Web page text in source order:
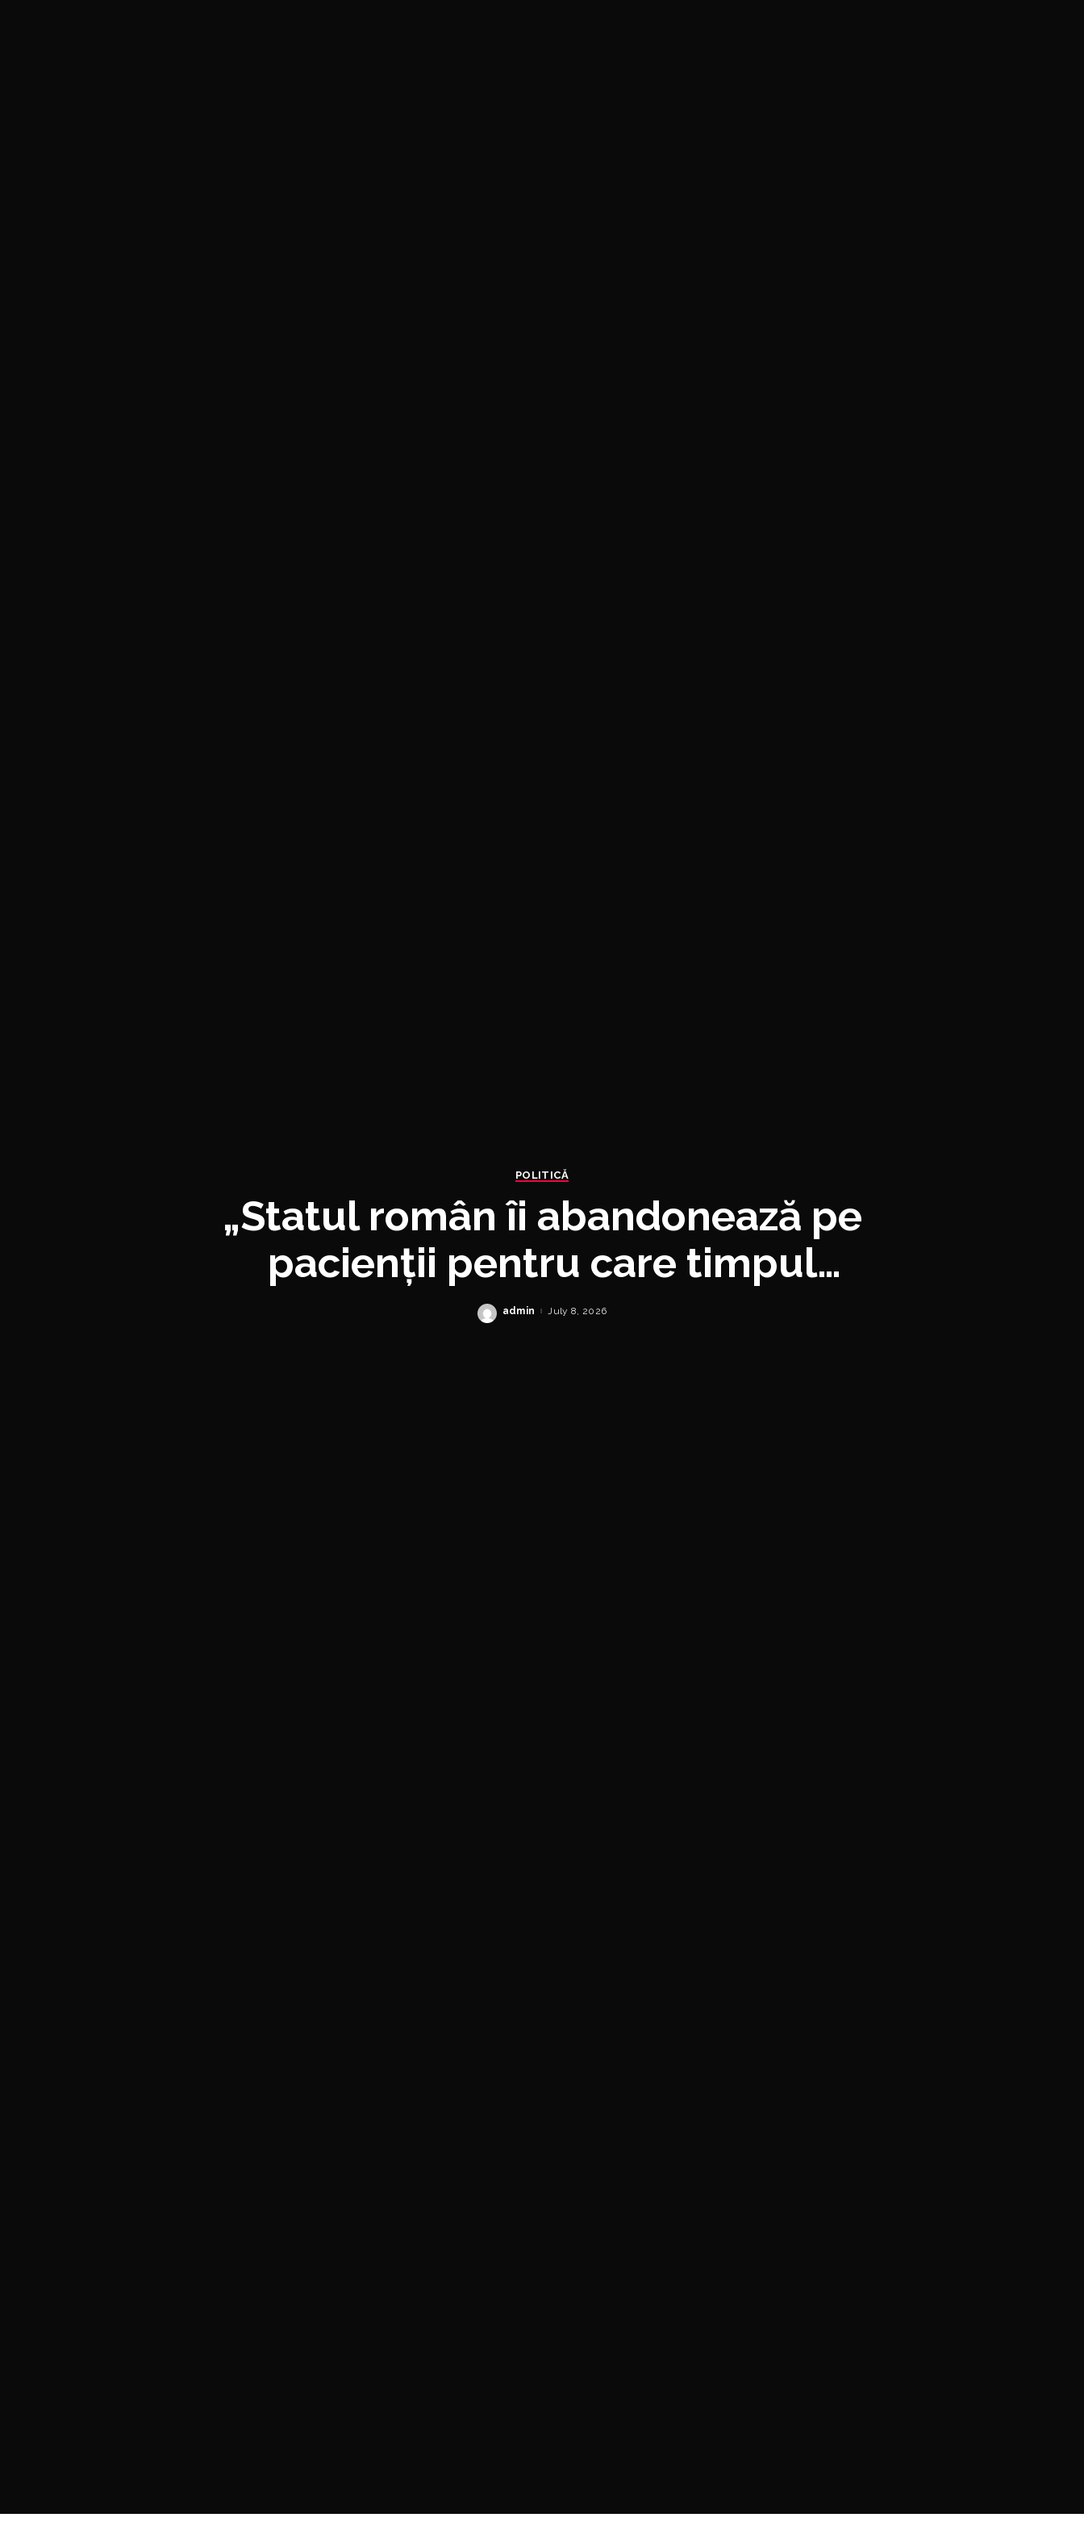
POLITICĂ
„Statul român îi abandonează pe
pacienții pentru care timpul
înseamnă viață”
Posted
admin July 8, 2026